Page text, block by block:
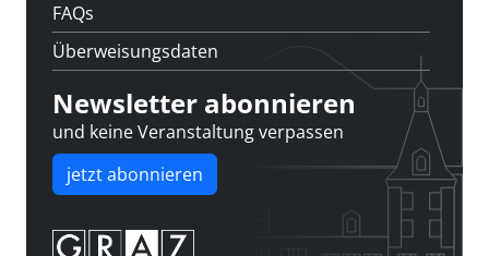
FAQs
Überweisungsdaten
Newsletter abonnieren
und keine Veranstaltung verpassen
jetzt abonnieren